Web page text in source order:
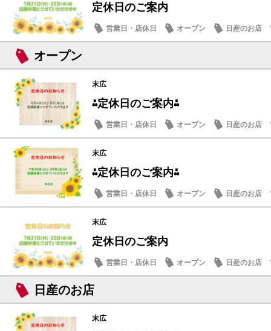
定休日のご案内
営業日・店休日 オープン 日産のお店
オープン
末広
⁂定休日のご案内⁂
営業日・店休日 オープン 日産のお店
末広
⁂定休日のご案内⁂
営業日・店休日 オープン 日産のお店
末広
定休日のご案内
営業日・店休日 オープン 日産のお店
日産のお店
末広